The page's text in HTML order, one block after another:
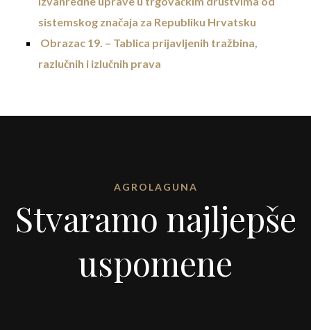
sistemskog značaja za Republiku Hrvatsku
Obrazac 19. – Tablica prijavljenih tražbina,
razlučnih i izlučnih prava
AGROLAGUNA
Stvaramo najljepše
uspomene